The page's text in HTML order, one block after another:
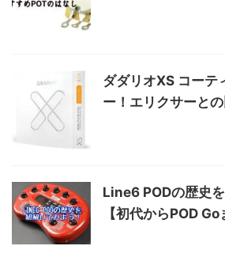
ダダリオXS コーテ
ー！エリクサーとの
Line6 PODの歴史
【初代からPOD Go